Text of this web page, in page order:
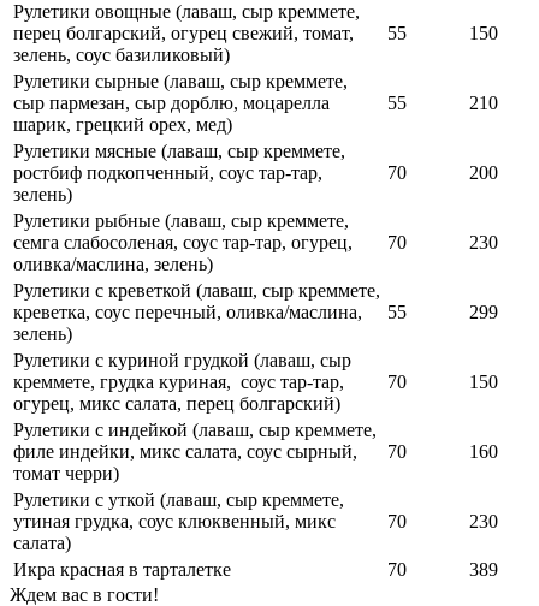
Рулетики овощные (лаваш, сыр креммете,
перец болгарский, огурец свежий, томат,
зелень, соус базиликовый)
55 150
Рулетики сырные (лаваш, сыр креммете,
сыр пармезан, сыр дорблю, моцарелла
шарик, грецкий орех, мед)
55 210
Рулетики мясные (лаваш, сыр креммете,
ростбиф подкопченный, соус тар-тар,
зелень)
70 200
Рулетики рыбные (лаваш, сыр креммете,
семга слабосоленая, соус тар-тар, огурец,
оливка/маслина, зелень)
70 230
Рулетики с креветкой (лаваш, сыр креммете,
креветка, соус перечный, оливка/маслина,
зелень)
55 299
Рулетики с куриной грудкой (лаваш, сыр
креммете, грудка куриная, соус тар-тар,
огурец, микс салата, перец болгарский)
70 150
Рулетики с индейкой (лаваш, сыр креммете,
филе индейки, микс салата, соус сырный,
томат черри)
70 160
Рулетики с уткой (лаваш, сыр креммете,
утиная грудка, соус клюквенный, микс
салата)
70 230
Икра красная в тарталетке 70
389
Ждем вас в гости!